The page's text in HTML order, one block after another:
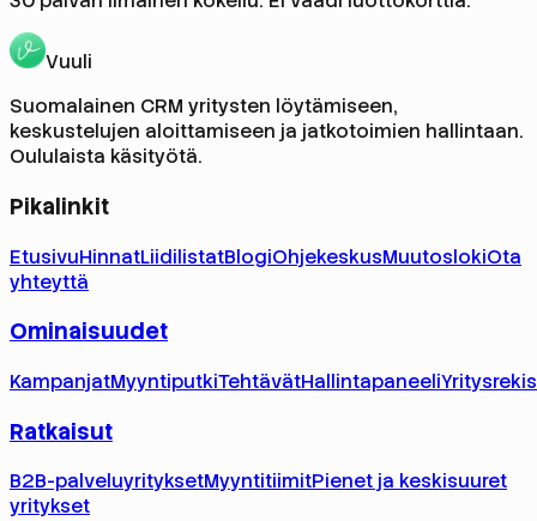
Vuuli
Suomalainen CRM yritysten löytämiseen,
keskustelujen aloittamiseen ja jatkotoimien hallintaan.
Oululaista käsityötä.
Pikalinkit
EtusivuHinnatLiidilistatBlogiOhjekeskusMuutoslokiOta
yhteyttä
Ominaisuudet
KampanjatMyyntiputkiTehtävätHallintapaneeli
Ratkaisut
B2B-palveluyrityksetMyyntitiimitPienet ja keskisuuret
yritykset